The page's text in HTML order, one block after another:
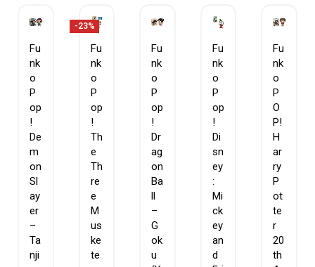
Fu
nk
o
P
op
!
De
m
on
Sl
ay
er
–
Ta
nji
-23%
Fu
nk
o
P
op
!
Th
e
Th
re
e
M
us
ke
te
Fu
nk
o
P
op
!
Dr
ag
on
Ba
ll
–
G
ok
u
Fu
nk
o
P
op
!
Di
sn
ey
:
Mi
ck
ey
an
d
Fu
nk
o
P
O
P!
H
ar
ry
P
ot
te
r
20
th